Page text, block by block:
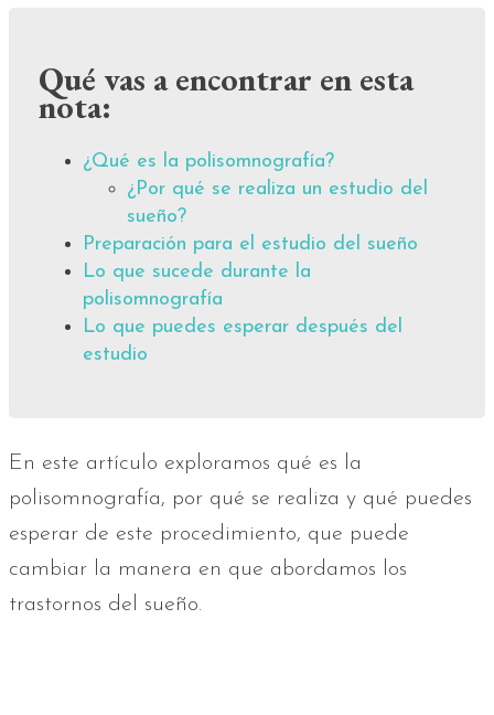
Qué vas a encontrar en esta
nota:
¿Qué es la polisomnografía?
¿Por qué se realiza un estudio del
sueño?
Preparación para el estudio del sueño
Lo que sucede durante la
polisomnografía
Lo que puedes esperar después del
estudio
En este artículo exploramos qué es la
polisomnografía, por qué se realiza y qué puedes
esperar de este procedimiento, que puede
cambiar la manera en que abordamos los
trastornos del sueño.